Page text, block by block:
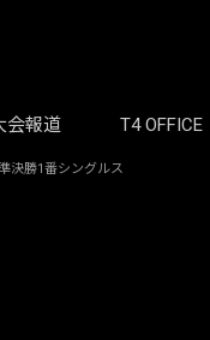
会報道 T4 OFFICE
決勝1番シングルス